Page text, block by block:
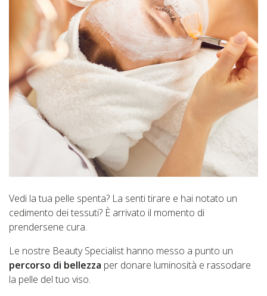
Vedi la tua pelle spenta? La senti tirare e hai notato un
cedimento dei tessuti? È arrivato il momento di
prendersene cura.
Le nostre Beauty Specialist hanno messo a punto un
percorso di bellezza per donare luminosità e rassodare
la pelle del tuo viso.